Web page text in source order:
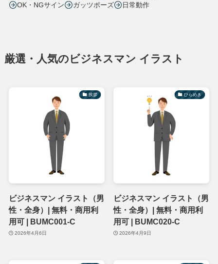
OK・NGサイン
ガッツポーズ 日常動作
厳選・人気のビジネスマン イラスト
挨拶
ビジネスマン イラスト（男
性・全身）| 無料・商用利
用可 | BUMC001-C
2026年4月6日
ひらめき
ビジネスマン イラスト（男
性・全身）| 無料・商用利
用可 | BUMC020-C
2026年4月9日